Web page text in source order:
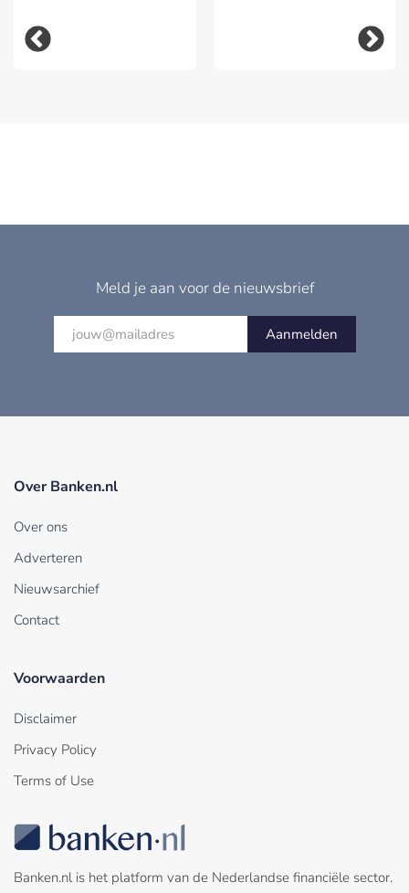
Meld je aan voor de nieuwsbrief
Aanmelden
Over Banken.nl
Over ons
Adverteren
Nieuwsarchief
Contact
Voorwaarden
Disclaimer
Privacy Policy
Terms of Use
Banken.nl is het platform van de Nederlandse financiële sector.